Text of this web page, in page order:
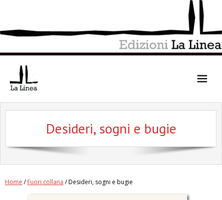
Desideri, sogni e bugie
Home /Fuori collana / Desideri, sogni e bugie